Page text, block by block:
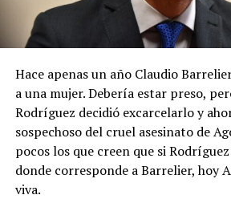
Hace apenas un año Claudio
a una mujer. Debería estar preso,
Rodríguez decidió excarcelarlo y
sospechoso del cruel asesinato de
pocos los que creen que si
donde corresponde a Barrelier, hoy
viva.